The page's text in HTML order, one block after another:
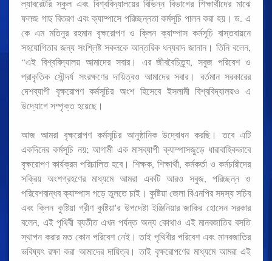
ল্যাবরেটরি স্কুল এবং বিশ্ববিদ্যালয়ের বিভিন্ন বিভাগের শিক্ষার্থীদের মাঝে
ফলজ গাছ বিতরণ এবং ক্যাম্পাসে পরিচ্ছন্নতা কর্মসূচি পালন করা হয়। ড. এ
কে এম মতিনুর রহমান বৃক্ষরোপণ ও ক্লিন ক্যাম্পাস কর্মসূচি বাস্তবায়নে
সহযোগিতার জন্য সংশ্লিষ্ট সকলকে আন্তরিক ধন্যবাদ জানান। তিনি বলেন,
“এই বিশ্ববিদ্যালয় আমাদের সবার। এর জীববৈচিত্র্য, সবুজ পরিবেশ ও
প্রাকৃতিক সৌন্দর্য সংরক্ষণের দায়িত্বও আমাদের সবার। বর্তমান সরকারের
দেশব্যাপী বৃক্ষরোপণ কর্মসূচির অংশ হিসেবে ইসলামী বিশ্ববিদ্যালয়ও এ
উদ্যোগে সম্পৃক্ত হয়েছে।
আজ আমরা বৃক্ষরোপণ কর্মসূচির আনুষ্ঠানিক উদ্বোধন করছি। তবে এটি
একদিনের কর্মসূচি নয়; আগামী এক মাসব্যাপী ক্যাম্পাসজুড়ে ধারাবাহিকভাবে
বৃক্ষরোপণ কার্যক্রম পরিচালিত হবে। শিক্ষক, শিক্ষার্থী, কর্মকর্তা ও কর্মচারীদের
সক্রিয় অংশগ্রহণের মাধ্যমে আমরা একটি আরও সবুজ, পরিচ্ছন্ন ও
পরিবেশবান্ধব ক্যাম্পাস গড়ে তুলতে চাই। কুষ্টিয়া জেলা বিএনপির সদস্য সচিব
এবং ক্লিন কুষ্টিয়া গ্রীণ কুষ্টিয়া'র উপদেষ্টা ইঞ্জিনিয়ার জাকির হোসেন সরকার
বলেন, এই পৃথিবী ব্যতীত এখন পর্যন্ত অন্য কোথাও এই মানবজাতির বসতি
স্থাপন করার মত কোন পরিবেশ নেই। তাই পৃথিবীর পরিবেশ এবং মানবজাতির
ভবিষ্যৎ রক্ষা করা আমাদের দায়িত্ব। তাই বৃক্ষরোপণের মাধ্যমে আমরা এই